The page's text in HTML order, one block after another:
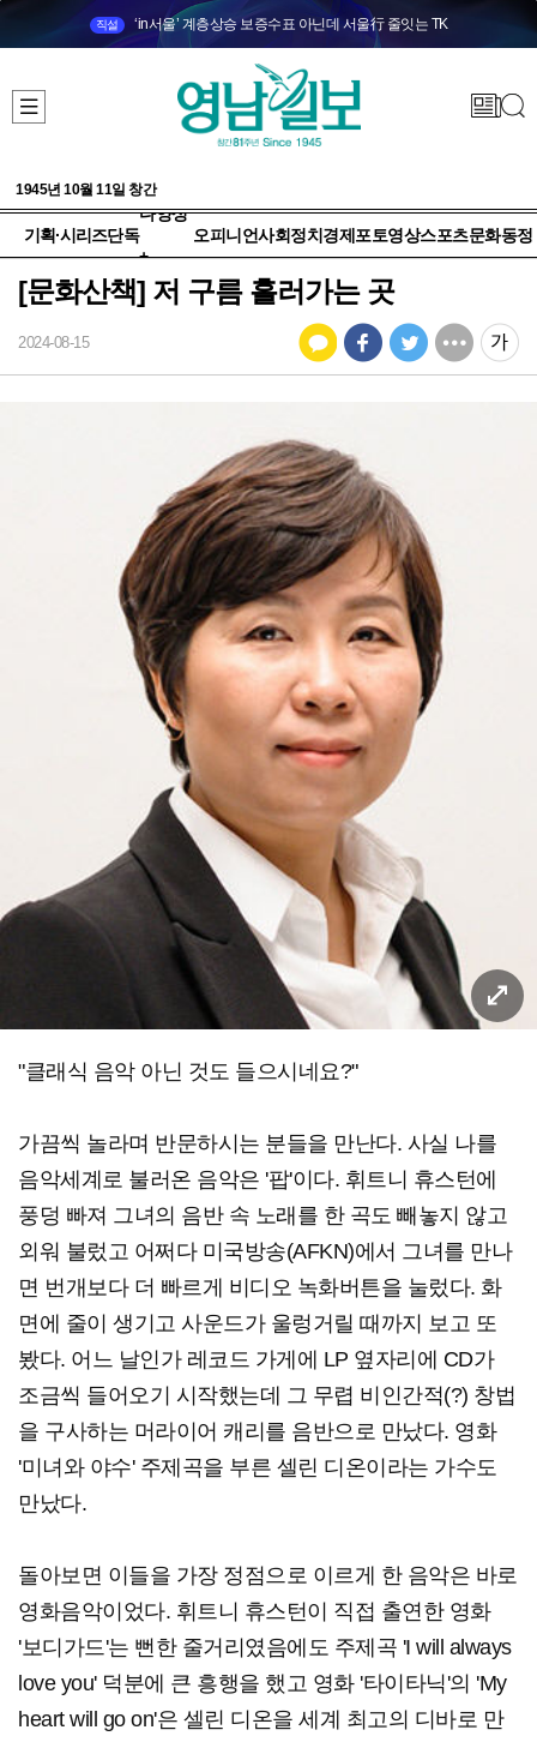
직설 ‘in서울’ 계층상승 보증수표 아닌데 서울行 줄잇는 TK
1945년 10월 11일 창간
기획·시리즈단독
다양성
+
오피니언사회정치 경제 포토영상스포츠문화동정
[문화산책] 저 구름 흘러가는 곳
2024-08-15
"클래식 음악 아닌 것도 들으시네요?"
가끔씩 놀라며 반문하시는 분들을 만난다. 사실 나를
음악세계로 불러온 음악은 '팝'이다. 휘트니 휴스턴에
풍덩 빠져 그녀의 음반 속 노래를 한 곡도 빼놓지 않고
외워 불렀고 어쩌다 미국방송(AFKN)에서 그녀를 만나
면 번개보다 더 빠르게 비디오 녹화버튼을 눌렀다. 화
면에 줄이 생기고 사운드가 울렁거릴 때까지 보고 또
봤다. 어느 날인가 레코드 가게에 LP 옆자리에 CD가
조금씩 들어오기 시작했는데 그 무렵 비인간적(?) 창법
을 구사하는 머라이어 캐리를 음반으로 만났다. 영화
'미녀와 야수' 주제곡을 부른 셀린 디온이라는 가수도
만났다.
돌아보면 이들을 가장 정점으로 이르게 한 음악은 바로
영화음악이었다. 휘트니 휴스턴이 직접 출연한 영화
'보디가드'는 뻔한 줄거리였음에도 주제곡 'I will always
love you' 덕분에 큰 흥행을 했고 영화 '타이타닉'의 'My
heart will go on'은 셀린 디온을 세계 최고의 디바로 만